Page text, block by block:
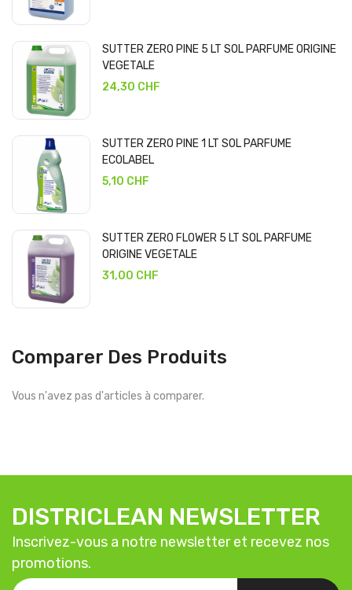
SUTTER ZERO PINE 5 LT SOL PARFUME ORIGINE
VEGETALE
24,30 CHF
SUTTER ZERO PINE 1 LT SOL PARFUME
ECOLABEL
5,10 CHF
SUTTER ZERO FLOWER 5 LT SOL PARFUME
ORIGINE VEGETALE
31,00 CHF
Comparer Des Produits
Vous n'avez pas d'articles à comparer.
DISTRICLEAN NEWSLETTER
Inscrivez-vous a notre newsletter et recevez nos
promotions.